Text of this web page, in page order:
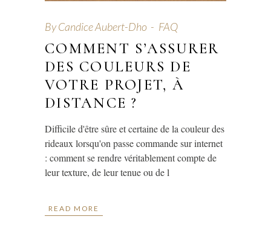
ByCandice Aubert-Dho FAQ
COMMENT S’ASSURER
DES COULEURS DE
VOTRE PROJET, À
DISTANCE ?
Difficile d'être sûre et certaine de la couleur des
rideaux lorsqu'on passe commande sur internet
: comment se rendre véritablement compte de
leur texture, de leur tenue ou de l
READ MORE